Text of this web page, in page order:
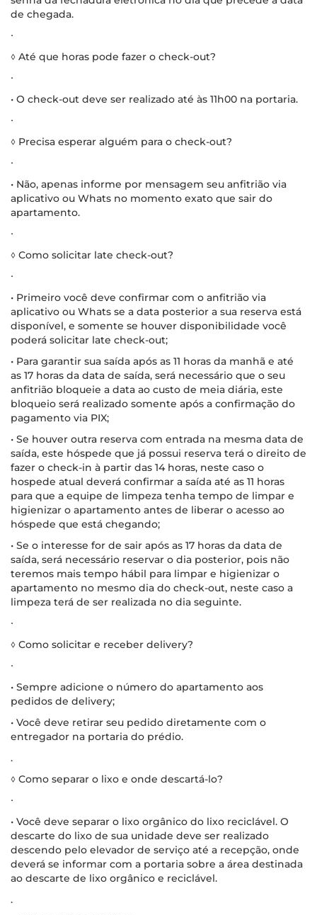
de chegada.
∙
◊ Até que horas pode fazer o check-out?
∙
• O check-out deve ser realizado até às 11h00 na portaria.
∙
◊ Precisa esperar alguém para o check-out?
∙
• Não, apenas informe por mensagem seu anfitrião via
aplicativo ou Whats no momento exato que sair do
apartamento.
∙
◊ Como solicitar late check-out?
∙
• Primeiro você deve confirmar com o anfitrião via
aplicativo ou Whats se a data posterior a sua reserva está
disponível, e somente se houver disponibilidade você
poderá solicitar late check-out;
• Para garantir sua saída após as 11 horas da manhã e até
as 17 horas da data de saída, será necessário que o seu
anfitrião bloqueie a data ao custo de meia diária, este
bloqueio será realizado somente após a confirmação do
pagamento via PIX;
• Se houver outra reserva com entrada na mesma data de
saída, este hóspede que já possui reserva terá o direito de
fazer o check-in à partir das 14 horas, neste caso o
hospede atual deverá confirmar a saída até as 11 horas
para que a equipe de limpeza tenha tempo de limpar e
higienizar o apartamento antes de liberar o acesso ao
hóspede que está chegando;
• Se o interesse for de sair após as 17 horas da data de
saída, será necessário reservar o dia posterior, pois não
teremos mais tempo hábil para limpar e higienizar o
apartamento no mesmo dia do check-out, neste caso a
limpeza terá de ser realizada no dia seguinte.
∙
◊ Como solicitar e receber delivery?
∙
• Sempre adicione o número do apartamento aos
pedidos de delivery;
• Você deve retirar seu pedido diretamente com o
entregador na portaria do prédio.
.
◊ Como separar o lixo e onde descartá-lo?
∙
• Você deve separar o lixo orgânico do lixo reciclável. O
descarte do lixo de sua unidade deve ser realizado
descendo pelo elevador de serviço até a recepção, onde
deverá se informar com a portaria sobre a área destinada
ao descarte de lixo orgânico e reciclável.
.